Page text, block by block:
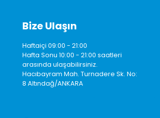
Bize Ulaşın
Haftaiçi 09:00 - 21:00
Hafta Sonu 10:00 - 21:00 saatleri
arasında ulaşabilirsiniz.
Hacıbayram Mah. Turnadere Sk. No:
8 Altındağ/ANKARA